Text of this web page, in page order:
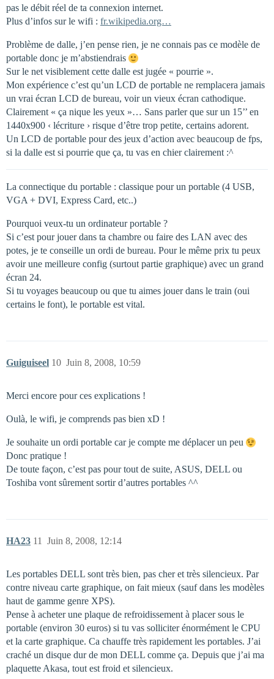
pas le débit réel de ta connexion internet.
Plus d’infos sur le wifi : fr.wikipedia.org…
Problème de dalle, j’en pense rien, je ne connais pas ce modèle de
portable donc je m’abstiendrais
Sur le net visiblement cette dalle est jugée « pourrie ».
Mon expérience c’est qu’un LCD de portable ne remplacera jamais
un vrai écran LCD de bureau, voir un vieux écran cathodique.
Clairement « ça nique les yeux »… Sans parler que sur un 15’’ en
1440x900 ‹ lécriture › risque d’être trop petite, certains adorent.
Un LCD de portable pour des jeux d’action avec beaucoup de fps,
si la dalle est si pourrie que ça, tu vas en chier clairement :^
La connectique du portable : classique pour un portable (4 USB,
VGA + DVI, Express Card, etc..)
Pourquoi veux-tu un ordinateur portable ?
Si c’est pour jouer dans ta chambre ou faire des LAN avec des
potes, je te conseille un ordi de bureau. Pour le même prix tu peux
avoir une meilleure config (surtout partie graphique) avec un grand
écran 24.
Si tu voyages beaucoup ou que tu aimes jouer dans le train (oui
certains le font), le portable est vital.
Guiguiseel Juin 8, 2008, 10:59
10
Merci encore pour ces explications !
Oulà, le wifi, je comprends pas bien xD !
Je souhaite un ordi portable car je compte me déplacer un peu
Donc pratique !
De toute façon, c’est pas pour tout de suite, ASUS, DELL ou
Toshiba vont sûrement sortir d’autres portables ^^
HA23 Juin 8, 2008, 12:14
11
Les portables DELL sont très bien, pas cher et très silencieux. Par
contre niveau carte graphique, on fait mieux (sauf dans les modèles
haut de gamme genre XPS).
Pense à acheter une plaque de refroidissement à placer sous le
portable (environ 30 euros) si tu vas solliciter énormément le CPU
et la carte graphique. Ca chauffe très rapidement les portables. J’ai
craché un disque dur de mon DELL comme ça. Depuis que j’ai ma
plaquette Akasa, tout est froid et silencieux.